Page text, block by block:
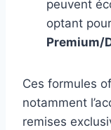
peuvent
optant pour
Premium/
Ces formules
notamment
remises